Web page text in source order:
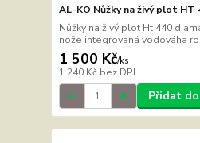
AL-KO Nůžky na živý plot HT
Nůžky na živý plot Ht 440
nože integrovaná vodováha
1 500 Kč/ks
1 240 Kč bez DPH
Přidat